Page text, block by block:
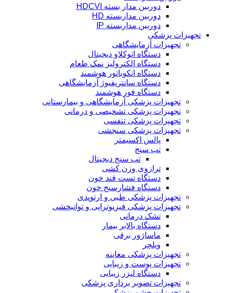
دوربین مدار بسته HDCVI
دوربین مداربسته HD
دوربین مداربسته IP
تجهیزات پزشکی
تجهیزات آزمایشگاهی
دستگاه اتوکلاو دیجیتال
دستگاه الکترولیز نمک طعام
دستگاه انکوباتور هوشمند
دستگاه سانتریفیوژ آزمایشگاهی
دستگاه فور هوشمند
تجهیزات پزشکی آزمایشگاهی و بیمارستانی
تجهیزات پزشکی تشخیصی و درمانی
تجهیزات پزشکی تنفسی
تجهیزات پزشکی سنجشی
پالس اکسیمتر
تب سنج
تب سنج دیجیتال
ترازوی وزن کشی
دستگاه تست قند خون
دستگاه فشارسنج خون
تجهیزات پزشکی طبی و ارتوپدی
تجهیزات پزشکی فیزیوتراپی و توانبخشی
تشک درمانی
دستگاه بالابر بیمار
ماساژور برقی
ویلچر
تجهیزات پزشکی معاینه
تجهیزات پوست و زیبایی
دستگاه لیزر زیبایی
تجهیزات تصویر برداری پزشکی